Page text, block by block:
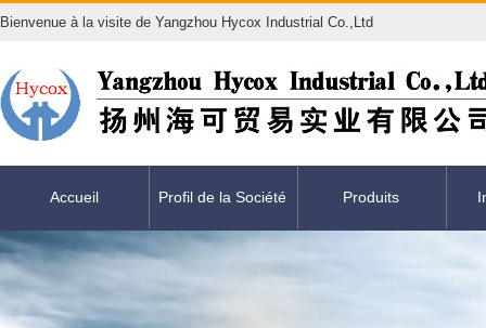
Bienvenue à la visite de Yangzhou Hycox Industrial Co.,Ltd
Accueil Profil de la Société Produits